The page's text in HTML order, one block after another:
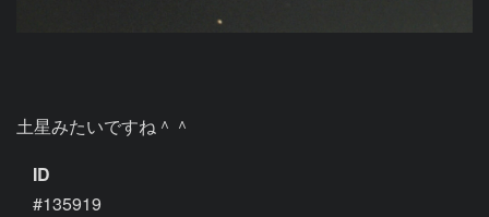
土星みたいですね＾＾
ID
#135919